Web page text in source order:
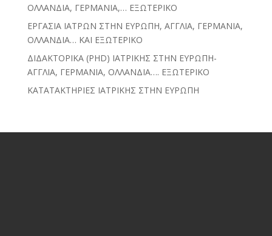
ΟΛΛΑΝΔΙΑ, ΓΕΡΜΑΝΙΑ,… ΕΞΩΤΕΡΙΚΟ
ΕΡΓΑΣΙΑ ΙΑΤΡΩΝ ΣΤΗΝ ΕΥΡΩΠΗ, ΑΓΓΛΙΑ, ΓΕΡΜΑΝΙΑ,
ΟΛΛΑΝΔΙΑ… ΚΑΙ ΕΞΩΤΕΡΙΚΟ
ΔΙΔΑΚΤΟΡΙΚΑ (PHD) ΙΑΤΡΙΚΗΣ ΣΤΗΝ ΕΥΡΩΠΗ-
ΑΓΓΛΙΑ, ΓΕΡΜΑΝΙΑ, ΟΛΛΑΝΔΙΑ…. ΕΞΩΤΕΡΙΚΟ
ΚΑΤΑΤΑΚΤΗΡΙΕΣ ΙΑΤΡΙΚΗΣ ΣΤΗΝ ΕΥΡΩΠΗ